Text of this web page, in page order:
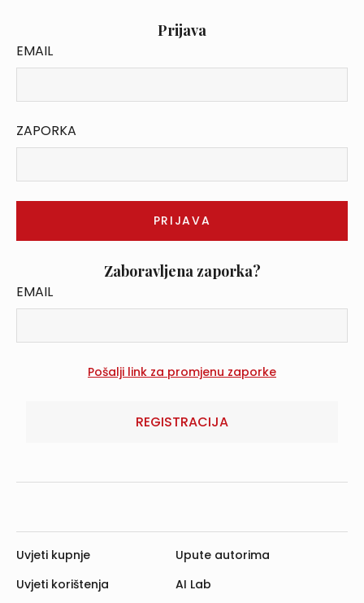
Prijava
EMAIL
ZAPORKA
Zaboravljena zaporka?
EMAIL
REGISTRACIJA
Uvjeti kupnje
Uvjeti korištenja
Upute autorima
AI Lab